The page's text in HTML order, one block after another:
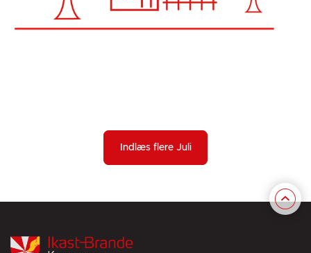
Indlæs flere Juli